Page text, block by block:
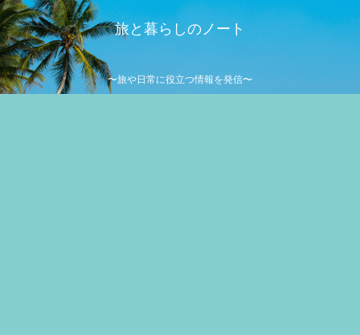
旅と暮らしのノート
〜旅や日常に役立つ情報を発信〜